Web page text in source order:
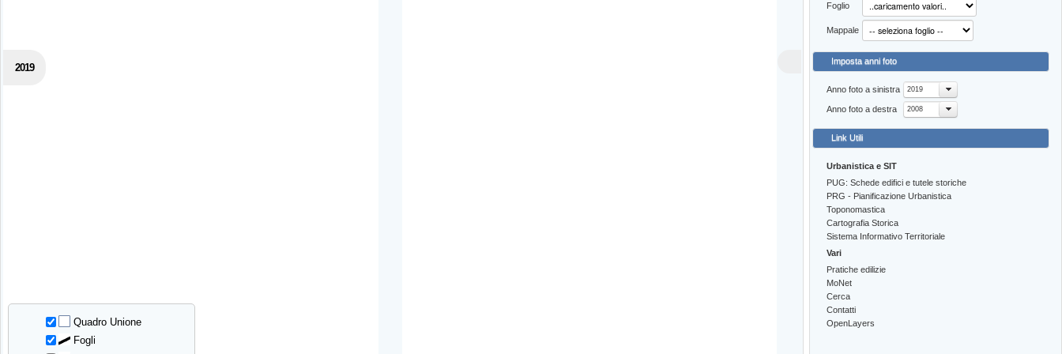
2019
Foglio
Mappale
Imposta anni foto
Anno foto a sinistra 2019
Anno foto a destra 2008
Link Utili
Urbanistica e SIT
PUG: Schede edifici e tutele storiche
PRG - Pianificazione Urbanistica
Toponomastica
Cartografia Storica
Sistema Informativo Territoriale
Vari
Pratiche edilizie
MoNet
Cerca
Contatti
OpenLayers
Quadro Unione
Fogli